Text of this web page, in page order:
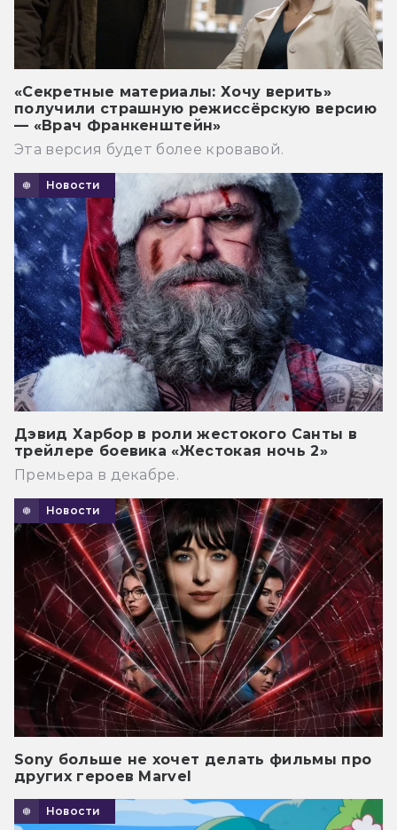
«Секретные материалы: Хочу верить»
получили страшную режиссёрскую версию
— «Врач Франкенштейн»
Эта версия будет более кровавой.
Новости
Дэвид Харбор в роли жестокого Санты в
трейлере боевика «Жестокая ночь 2»
Премьера в декабре.
Новости
Sony больше не хочет делать фильмы про
других героев Marvel
Новости